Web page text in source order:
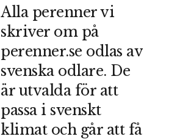
Alla perenner vi
skriver om på
perenner.se odlas av
svenska odlare. De
är utvalda för att
passa i svenskt
klimat och går att få